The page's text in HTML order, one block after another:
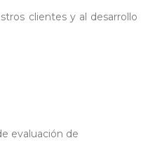
clientes y al desarrollo
evaluación de